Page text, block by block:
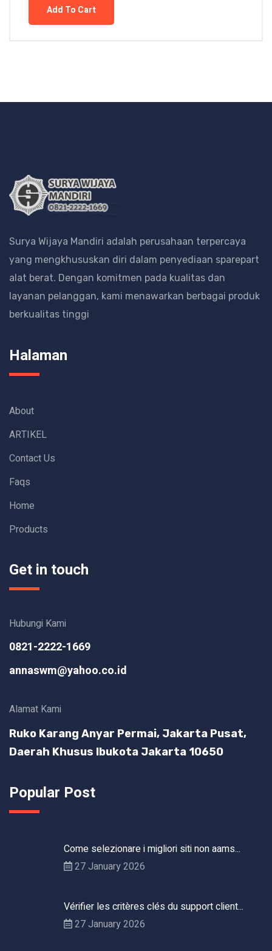
Add To Cart
Surya Wijaya Mandiri adalah perusahaan terpercaya
yang mengkhususkan diri dalam penyediaan sparepart
alat berat. Dengan komitmen pada kualitas dan
layanan pelanggan, kami menawarkan berbagai produk
berkualitas tinggi
Halaman
About
ARTIKEL
Contact Us
Faqs
Home
Products
Get in touch
Hubungi Kami
0821-2222-1669
annaswm@yahoo.co.id
Alamat Kami
Ruko Karang Anyar Permai, Jakarta Pusat,
Daerah Khusus Ibukota Jakarta 10650
Popular Post
Come selezionare i migliori siti non aams...
27 January 2026
Vérifier les critères clés du support client...
27 January 2026